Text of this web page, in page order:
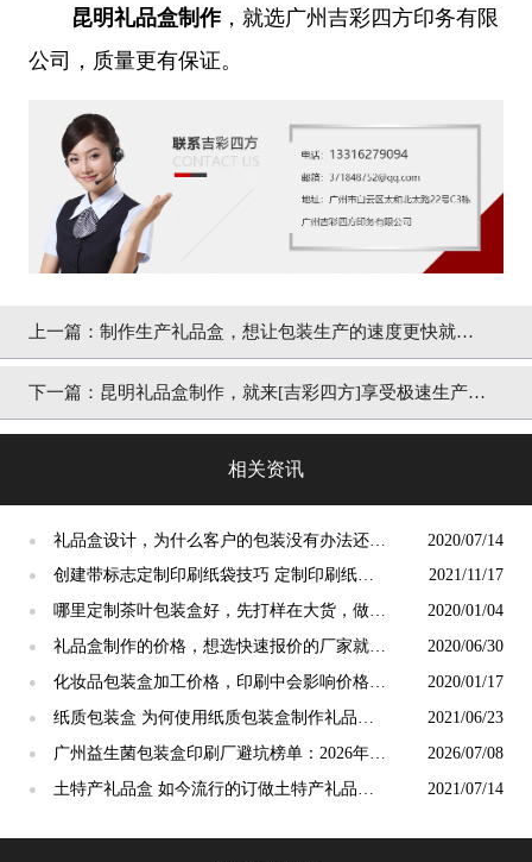
昆明礼品盒制作，就选广州吉彩四方印务有限
公司，质量更有保证。
上一篇： 制作生产礼品盒，想让包装生产的速度更快就选
[吉彩四方]
下一篇： 昆明礼品盒制作，就来[吉彩四方]享受极速生产的
相关资讯
●
礼品盒设计，为什么客户的包装没有办法还原
设计[吉彩四方]
2020/07/14
●
创建带标志定制印刷纸袋技巧 定制印刷纸袋
包装厂[吉彩四方]
2021/11/17
●
哪里定制茶叶包装盒好，先打样在大货，做出
适合的包装[吉彩四方]
2020/01/04
●
礼品盒制作的价格，想选快速报价的厂家就选
[吉彩四方]
2020/06/30
●
化妆品包装盒加工价格，印刷中会影响价格的
几种形式[吉彩四方]
2020/01/17
●
纸质包装盒 为何使用纸质包装盒制作礼品
盒？ [吉彩四方]
2021/06/23
●
广州益生菌包装盒印刷厂避坑榜单：2026年7
月优质源头厂vs劣质作坊优劣拆解
2026/07/08
●
土特产礼品盒 如今流行的订做土特产礼品盒
2021/07/14